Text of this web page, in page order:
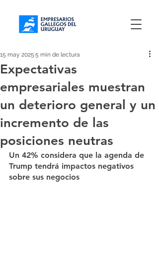
Expectativas
empresariales muestran
un deterioro general y un
incremento de las
posiciones neutras
15 may 2025 5 min de lectura
Un 42% considera que la agenda de
Trump tendrá impactos negativos
sobre sus negocios